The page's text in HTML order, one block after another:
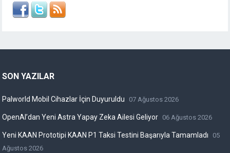
SON YAZILAR
Palworld Mobil Cihazlar İçin Duyuruldu 07 Ağustos 2026
OpenAI’dan Yeni Astra Yapay Zeka Ailesi Geliyor 06 Ağustos 2026
Yeni KAAN Prototipi KAAN P1 Taksi Testini Başarıyla Tamamladı
05
Ağustos 2026